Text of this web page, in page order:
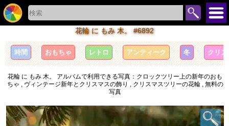
花輪 に もみ 木。 #6892
時間 おもちゃ レトロ アンティーク 冬 クリス
花輪 に もみ 木。 アルバムで利用できる写真：クロックツリー上の新年のおも
ちゃ , ヴィンテージ新年とクリスマスの飾り , クリスマスツリーの花輪 , 無料の
写真